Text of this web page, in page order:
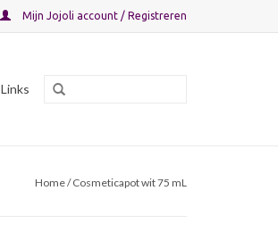
Mijn Jojoli account / Registreren
Links
Home/ Cosmeticapot wit 75 mL